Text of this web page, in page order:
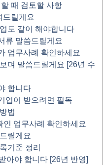
때 검토할 사항
드릴게요
도 같이 해야합니다
류 말씀드릴게요
업무사례 확인하세요
며 말씀드릴게요 [26년 수
합니다
업이 받으려면 필독
법
업무사례 확인하세요
릴게요
기준 정리
아야 합니다 [26년 반영]